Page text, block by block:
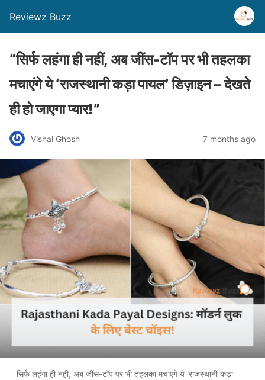
Reviewz Buzz
“सिर्फ लहंगा ही नहीं, अब जींस-टॉप पर भी तहलका
मचाएंगे ये ‘राजस्थानी कड़ा पायल’ डिज़ाइन – देखते
ही हो जाएगा प्यार!”
Vishal Ghosh 7 months ago
सिर्फ लहंगा ही नहीं, अब जींस-टॉप पर भी तहलका मचाएंगे ये 'राजस्थानी कड़ा